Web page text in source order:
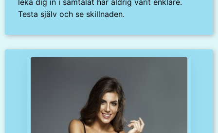
Testa själv och se skillnaden.